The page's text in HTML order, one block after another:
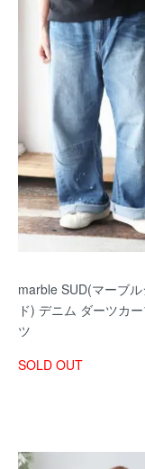
marble SUD(マーブル
ド) デニム ダーツカ
ツ
SOLD OUT